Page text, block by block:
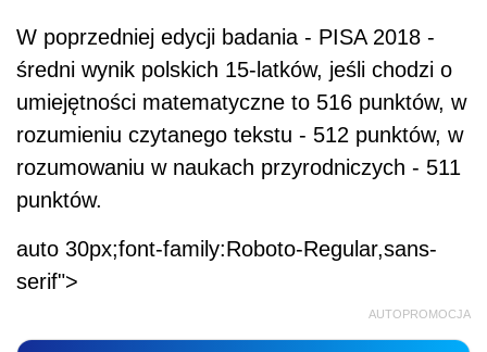
W poprzedniej edycji badania - PISA 2018 -
średni wynik polskich 15-latków, jeśli chodzi o
umiejętności matematyczne to 516 punktów, w
rozumieniu czytanego tekstu - 512 punktów, w
rozumowaniu w naukach przyrodniczych - 511
punktów.
auto 30px;font-family:Roboto-Regular,sans-
serif">
AUTOPROMOCJA